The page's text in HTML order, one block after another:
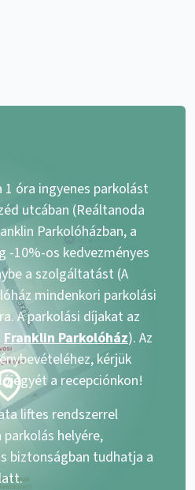
1 óra ingyenes parkolást
utcában (Reáltanoda
Parkolóházban, a
-10%-os kedvezményes
a szolgáltatást (A
mindenkori parkolási
A parkolási díjakat az
Franklin Parkolóház). Az
kérjük
a recepciónkon!
liftes rendszerrel
helyére,
biztonságban tudhatja a